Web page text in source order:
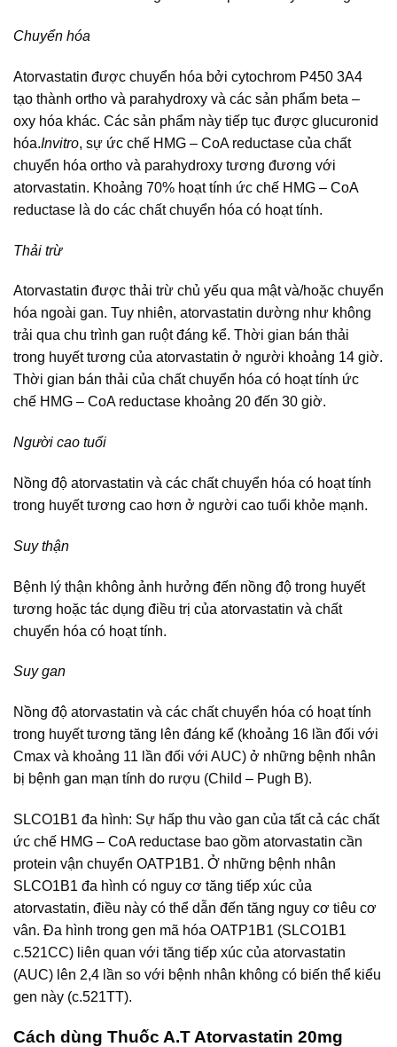
Chuyển hóa
Atorvastatin được chuyển hóa bởi cytochrom P450 3A4
tạo thành ortho và parahydroxy và các sản phẩm beta –
oxy hóa khác. Các sản phẩm này tiếp tục được glucuronid
hóa.Invitro, sự ức chế HMG – CoA reductase của chất
chuyển hóa ortho và parahydroxy tương đương với
atorvastatin. Khoảng 70% hoạt tính ức chế HMG – CoA
reductase là do các chất chuyển hóa có hoạt tính.
Thải trừ
Atorvastatin được thải trừ chủ yếu qua mật và/hoặc chuyển
hóa ngoài gan. Tuy nhiên, atorvastatin dường như không
trải qua chu trình gan ruột đáng kể. Thời gian bán thải
trong huyết tương của atorvastatin ở người khoảng 14 giờ.
Thời gian bán thải của chất chuyển hóa có hoạt tính ức
chế HMG – CoA reductase khoảng 20 đến 30 giờ.
Người cao tuổi
Nồng độ atorvastatin và các chất chuyển hóa có hoạt tính
trong huyết tương cao hơn ở người cao tuổi khỏe mạnh.
Suy thận
Bệnh lý thận không ảnh hưởng đến nồng độ trong huyết
tương hoặc tác dụng điều trị của atorvastatin và chất
chuyển hóa có hoạt tính.
Suy gan
Nồng độ atorvastatin và các chất chuyển hóa có hoạt tính
trong huyết tương tăng lên đáng kể (khoảng 16 lần đối với
Cmax và khoảng 11 lần đối với AUC) ở những bệnh nhân
bị bệnh gan mạn tính do rượu (Child – Pugh B).
SLCO1B1 đa hình: Sự hấp thu vào gan của tất cả các chất
ức chế HMG – CoA reductase bao gồm atorvastatin cần
protein vận chuyển OATP1B1. Ở những bệnh nhân
SLCO1B1 đa hình có nguy cơ tăng tiếp xúc của
atorvastatin, điều này có thể dẫn đến tăng nguy cơ tiêu cơ
vân. Đa hình trong gen mã hóa OATP1B1 (SLCO1B1
c.521CC) liên quan với tăng tiếp xúc của atorvastatin
(AUC) lên 2,4 lần so với bệnh nhân không có biến thể kiểu
gen này (c.521TT).
Cách dùng Thuốc A.T Atorvastatin 20mg